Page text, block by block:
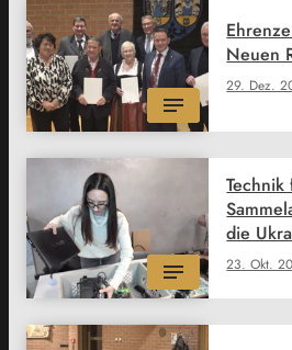
29. Dez.
Neuen
23. Okt.
die